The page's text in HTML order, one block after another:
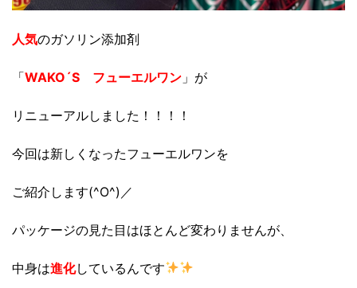
人気のガソリン添加剤
「WAKO´S フューエルワン 」が
リニューアルしました！！！！
今回は新しくなったフューエルワンを
ご紹介します(^O^)／
パッケージの見た目はほとんど変わりませんが、
中身は進化しているんです